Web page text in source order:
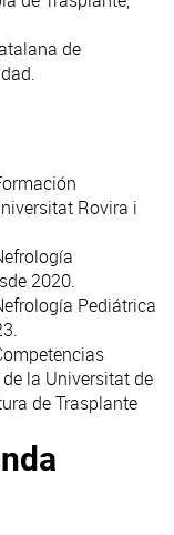
de
Rovira i
2020.
Pediátrica
la Universitat de
de Trasplante